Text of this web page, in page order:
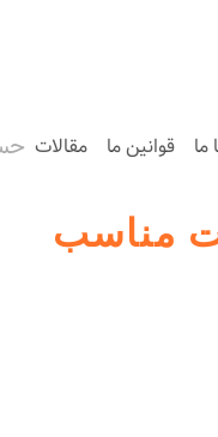
قوانین ما مقالات
مناسب